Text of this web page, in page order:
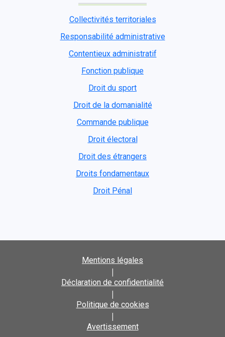
Collectivités territoriales
Responsabilité administrative
Contentieux administratif
Fonction publique
Droit du sport
Droit de la domanialité
Commande publique
Droit électoral
Droit des étrangers
Droits fondamentaux
Droit Pénal
Mentions légales
|
Déclaration de confidentialité
|
Politique de cookies
|
Avertissement